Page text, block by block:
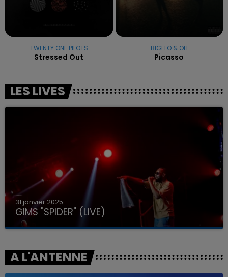
TWENTY ONE PILOTS
Stressed Out
BIGFLO & OLI
Picasso
LES LIVES
31 janvier 2025
GIMS "SPIDER" (LIVE)
A L'ANTENNE